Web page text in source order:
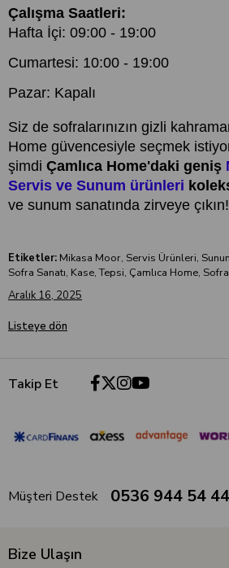
Çalışma Saatleri:
Hafta İçi: 09:00 - 19:00
Cumartesi: 10:00 - 19:00
Pazar: Kapalı
Siz de sofralarınızın gizli
Home güvencesiyle seçmek
şimdi Çamlıca Home'daki geniş
Servis ve Sunum ürünleri
ve sunum sanatında zirveye çıkın!
Etiketler: Mikasa Moor, Servis Ürünleri,
Sofra Sanatı, Kase, Tepsi, Çamlıca Home,
Aralık 16, 2025
Listeye dön
Takip Et
Müşteri Destek 0536 944 54 44
Bize Ulaşın